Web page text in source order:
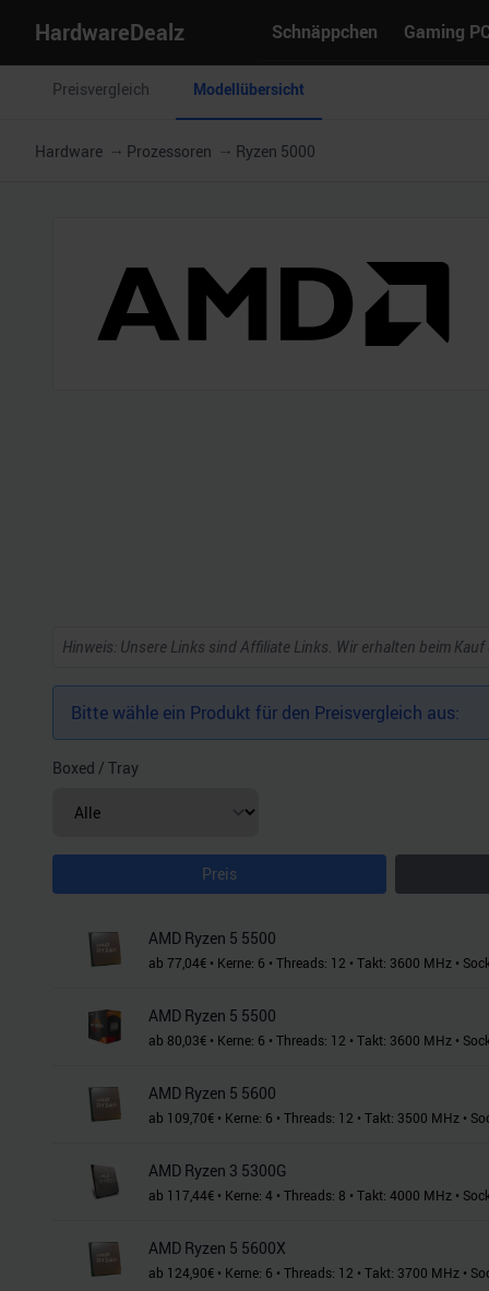
HardwareDealz Schnäppchen Gaming
Preisvergleich Modellübersicht
Hardware Prozessoren Ryzen 5000
Hinweis: Unsere Links sind Affiliate Links. Wir erhalten beim
Bitte wähle ein Produkt für den Preisvergleich aus:
Boxed / Tray
Preis
AMD Ryzen 5 5500
ab 77,04€ • Kerne: 6 • Threads: 12 • Takt: 3600 MHz •
AMD Ryzen 5 5500
ab 80,03€ • Kerne: 6 • Threads: 12 • Takt: 3600 MHz •
AMD Ryzen 5 5600
ab 109,70€ • Kerne: 6 • Threads: 12 • Takt: 3500 MHz •
AMD Ryzen 3 5300G
ab 117,44€ • Kerne: 4 • Threads: 8 • Takt: 4000 MHz •
AMD Ryzen 5 5600X
ab 124,90€ • Kerne: 6 • Threads: 12 • Takt: 3700 MHz •